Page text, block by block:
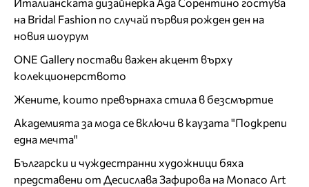
на Bridal Fashion по случай първия рожден ден на
новия шоурум
ONE Gallery постави важен акцент върху
колекционерството
Жените, които превърнаха стила в безсмъртие
Академията за мода се включи в каузата "Подкрепи
една мечта"
Български и чуждестранни художници бяха
представени от Десислава Зафирова на Monaco Art